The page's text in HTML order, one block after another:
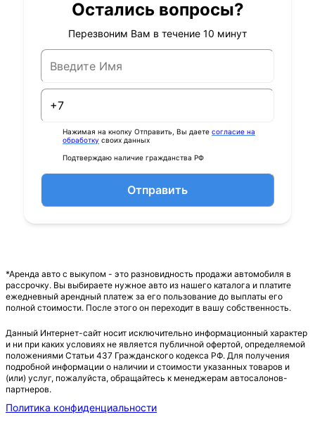
Остались вопросы?
Перезвоним Вам в течение 10 минут
Нажимая на кнопку Отправить, Вы даете согласие на
обработку своих данных
Подтверждаю наличие гражданства РФ
Отправить
*Аренда авто с выкупом - это разновидность продажи автомобиля в
рассрочку. Вы выбираете нужное авто из нашего каталога и платите
ежедневный арендный платеж за его пользование до выплаты его
полной стоимости. После этого он переходит в вашу собственность.
Данный Интернет-сайт носит исключительно информационный характер
и ни при каких условиях не является публичной офертой, определяемой
положениями Статьи 437 Гражданского кодекса РФ. Для получения
подробной информации о наличии и стоимости указанных товаров и
(или) услуг, пожалуйста, обращайтесь к менеджерам автосалонов-
партнеров.
Политика конфиденциальности